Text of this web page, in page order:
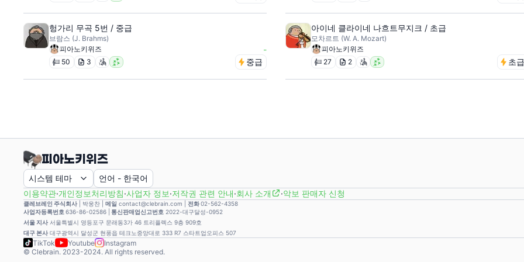
헝가리 무곡 5번 / 중급
브람스 (J. Brahms)
피아노키위즈
-
50 3 중급
아이네 클라이네 나흐트무지크 / 초급
모차르트 (W. A. Mozart)
피아노키위즈
27
2 초급
시스템 테마 언어 - 한국어
이용약관·개인정보처리방침·사업자 정보·저작권 관련 안내·회사 소개 ·악보 판매자 신청
클레브레인 주식회사| 박웅찬 메일 contact@clebrain.com | 전화02-562-4358
사업자등록번호 636-86-02586 | 통신판매업신고번호 2022-대구달성-0952
서울 지사 서울특별시 영등포구 문래동3가 46 트리플렉스 9층 909호
대구 본사 대구광역시 달성군 현풍읍 테크노중앙대로 333 R7 스타트업오피스 507
TikTok Youtube
Instagram
© Clebrain. 2023-2024. All rights reserved.